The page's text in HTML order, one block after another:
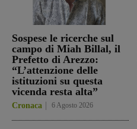
Sospese le ricerche sul
campo di Miah Billal, il
Prefetto di Arezzo:
“L’attenzione delle
istituzioni su questa
vicenda resta alta”
Cronaca 6 Agosto 2026